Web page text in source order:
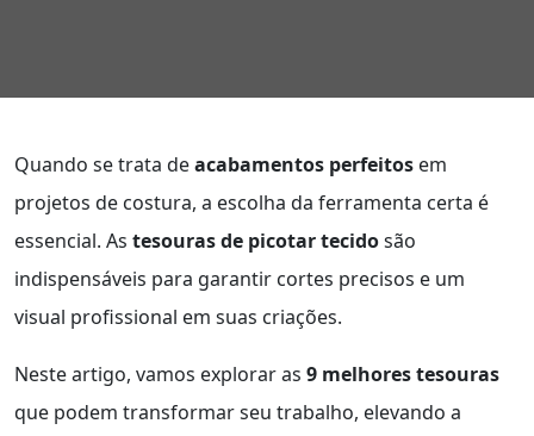
Quando se trata deacabamentos perfeitos em
projetos de costura, a escolha da ferramenta certa é
essencial. As tesouras de picotar tecidosão
indispensáveis para garantir cortes precisos e um
visual profissional em suas criações.
Neste artigo, vamos explorar as 9 melhores tesouras
que podem transformar seu trabalho, elevando a